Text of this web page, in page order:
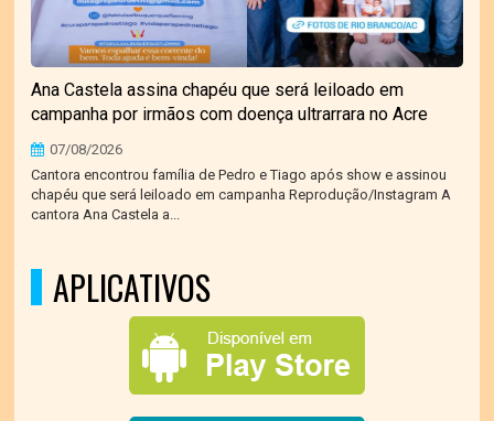
Ana Castela assina chapéu que será leiloado em
campanha por irmãos com doença ultrarrara no Acre
07/08/2026
Cantora encontrou família de Pedro e Tiago após show e assinou
chapéu que será leiloado em campanha Reprodução/Instagram A
cantora Ana Castela a...
APLICATIVOS